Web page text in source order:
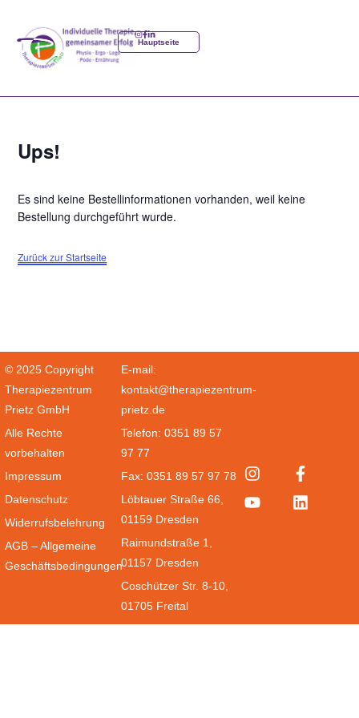
Hauptseite
Ups!
Es sind keine Bestellinformationen vorhanden, weil keine
Bestellung durchgeführt wurde.
Zurück zur Startseite
E-mail:
kontakt@therapiezentrum-
prietz.de
Telefon: 0351 89 57
97 77
Fax: 0351 89 57 97 78
Löbtauer Straße 66,
01159 Dresden
Raimundstraße 1,
01157 Dresden
Coschützer Str. 8-10,
01705 Freital
© 2025 Copyright
Therapiezentrum
Prietz GmbH
Alle Rechte
vorbehalten
Impressum
Datenschutz
Widerrufsbelehrung
AGB – Allgemeine
Geschäftsbedingungen